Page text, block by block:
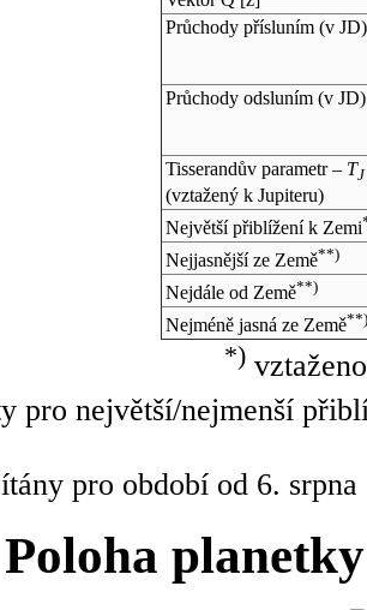
Průchody přísluním (v JD)
Průchody odsluním (v JD)
Tisserandův parametr – TJ
(vztažený k Jupiteru)
Největší přiblížení k Zemi
Nejjasnější ze Země**)
Nejdále od Země**)
Nejméně jasná ze Země**)
*)
pro největší/nejmenší
pro období od 6.
Poloha